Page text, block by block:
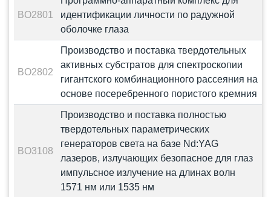
BO2801
идентификации личности по радужной
оболочке глаза
BO2802
Производство и поставка твердотельных
активных субстратов для спектроскопии
гигантского комбинационного рассеяния на
основе посеребренного пористого кремния
BO3108
Производство и поставка полностью
твердотельных параметрических
генераторов света на базе Nd:YAG
лазеров, излучающих безопасное для глаз
импульсное излучение на длинах волн
1571 нм или 1535 нм